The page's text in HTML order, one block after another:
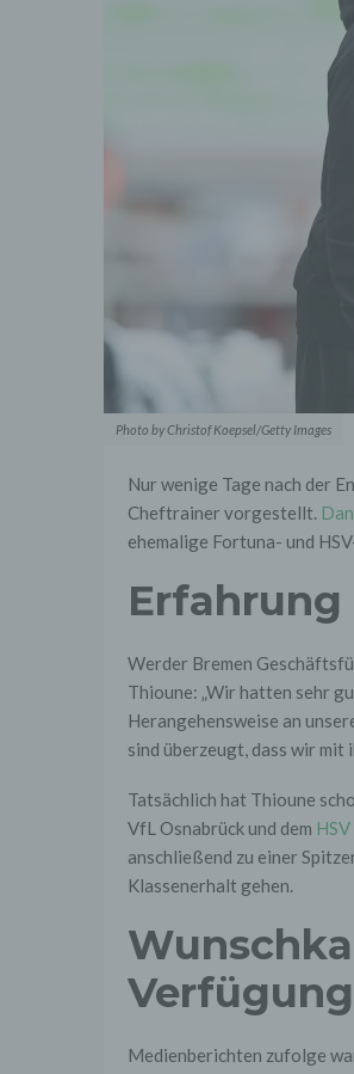
Photo by Christof Koepsel/Getty Images
Nur wenige Tage nach der
Cheftrainer vorgestellt.
ehemalige Fortuna- und
Erfahrung
Werder Bremen
Thioune: „Wir hatten sehr
Herangehensweise an
sind überzeugt, dass wir mit
Tatsächlich hat Thioune
VfL Osnabrück und dem HSV
anschließend zu einer
Klassenerhalt gehen.
Verfügung
Medienberichten zufolge